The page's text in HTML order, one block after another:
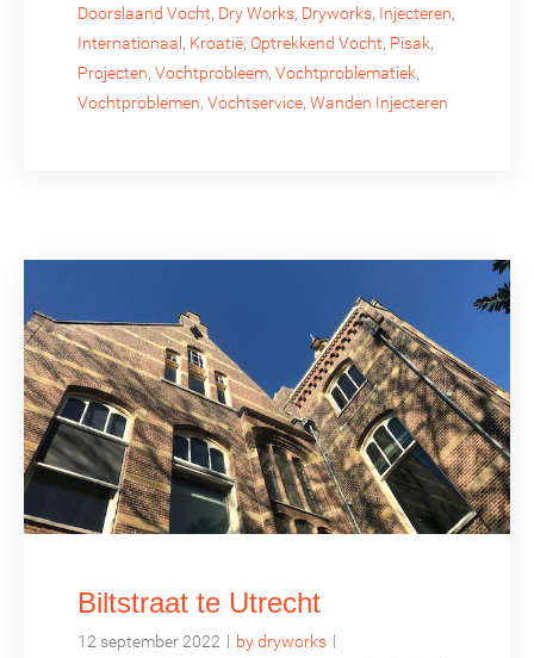
Doorslaand Vocht, Dry Works, Dryworks, Injecteren,
Internationaal, Kroatië, Optrekkend Vocht, Pisak,
Projecten, Vochtprobleem, Vochtproblematiek,
Vochtproblemen, Vochtservice, Wanden Injecteren
Biltstraat te Utrecht
12 september 2022 | by dryworks |